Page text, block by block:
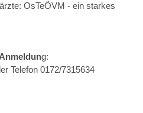
OsTeÖVM - ein starkes
g:
Telefon 0172/7315634